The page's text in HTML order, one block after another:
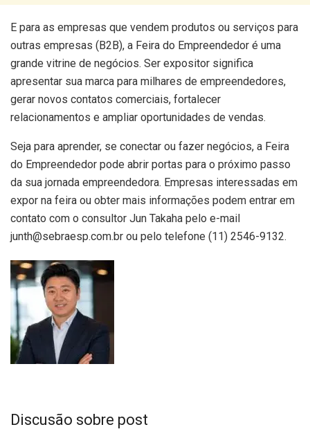
E para as empresas que vendem produtos ou serviços para
outras empresas (B2B), a Feira do Empreendedor é uma
grande vitrine de negócios. Ser expositor significa
apresentar sua marca para milhares de empreendedores,
gerar novos contatos comerciais, fortalecer
relacionamentos e ampliar oportunidades de vendas.
Seja para aprender, se conectar ou fazer negócios, a Feira
do Empreendedor pode abrir portas para o próximo passo
da sua jornada empreendedora. Empresas interessadas em
expor na feira ou obter mais informações podem entrar em
contato com o consultor Jun Takaha pelo e-mail
junth@sebraesp.com.br ou pelo telefone (11) 2546-9132.
Discusão sobre post